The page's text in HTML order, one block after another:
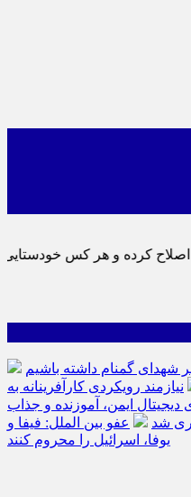
شهدای گمنام داشته باشیم
نیازمند رویکردی کارآفرینانه به
ایمن، آموزنده و جذاب
شد
عفو بین الملل: فیفا و
یوفا، اسرائیل را محروم کنند